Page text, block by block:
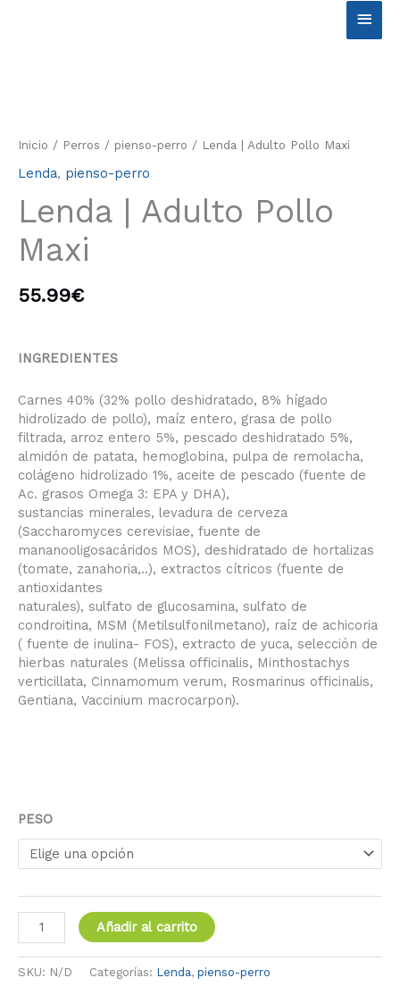
Inicio / Perros / pienso-perro / Lenda | Adulto Pollo Maxi
Lenda, pienso-perro
Lenda | Adulto Pollo
Maxi
55.99€
INGREDIENTES
Carnes 40% (32% pollo deshidratado, 8% hígado
hidrolizado de pollo), maíz entero, grasa de pollo
filtrada, arroz entero 5%, pescado deshidratado 5%,
almidón de patata, hemoglobina, pulpa de remolacha,
colágeno hidrolizado 1%, aceite de pescado (fuente de
Ac. grasos Omega 3: EPA y DHA),
sustancias minerales, levadura de cerveza
(Saccharomyces cerevisiae, fuente de
mananooligosacáridos MOS), deshidratado de hortalizas
(tomate, zanahoria,..), extractos cítricos (fuente de
antioxidantes
naturales), sulfato de glucosamina, sulfato de
condroitina, MSM (Metilsulfonilmetano), raíz de achicoria
( fuente de inulina- FOS), extracto de yuca, selección de
hierbas naturales (Melissa officinalis, Minthostachys
verticillata, Cinnamomum verum, Rosmarinus officinalis,
Gentiana, Vaccinium macrocarpon).
PESO
Adulto
Maxi
Añadir al carrito
SKU: N/D Categorías: Lenda, pienso-perro